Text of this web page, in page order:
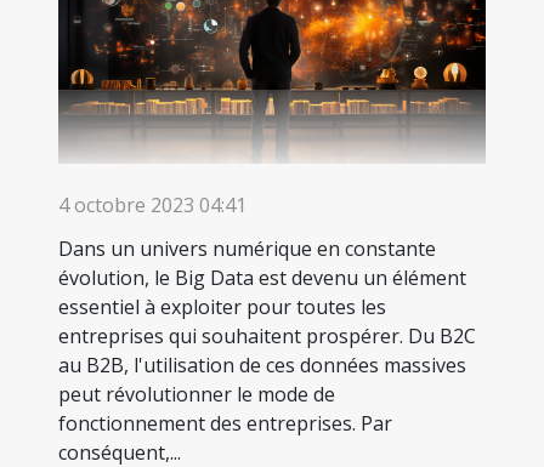
4 octobre 2023 04:41
Dans un univers numérique en constante
évolution, le Big Data est devenu un élément
essentiel à exploiter pour toutes les
entreprises qui souhaitent prospérer. Du B2C
au B2B, l'utilisation de ces données massives
peut révolutionner le mode de
fonctionnement des entreprises. Par
conséquent,...